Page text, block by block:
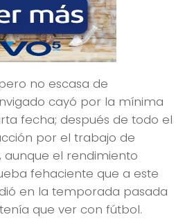
no escasa de
cayó por la mínima
fecha; después de todo el
por el trabajo de
aunque el rendimiento
fehaciente que a este
en la temporada pasada
que ver con fútbol.